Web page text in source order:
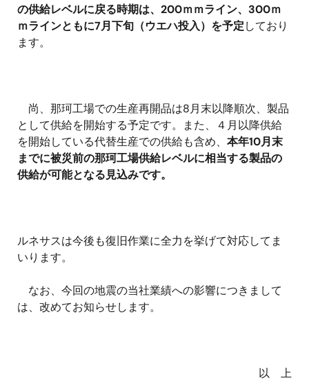
の供給レベルに戻る時期は、200ｍｍライン、300ｍ
ｍラインともに7月下旬（ウエハ投入）を予定しており
ます。
尚、那珂工場での生産再開品は8月末以降順次、製品
として供給を開始する予定です。また、４月以降供給
を開始している代替生産での供給も含め、 本年10月末
までに被災前の那珂工場供給レベルに相当する製品の
供給が可能となる見込みです。
ルネサスは今後も復旧作業に全力を挙げて対応してま
いります。
なお、今回の地震の当社業績への影響につきまして
は、改めてお知らせします。
以 上